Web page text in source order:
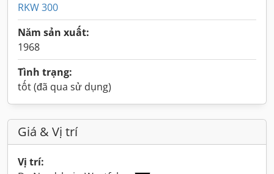
RKW 300
Năm sản xuất:
1968
Tình trạng:
tốt (đã qua sử dụng)
Giá & Vị trí
Vị trí: